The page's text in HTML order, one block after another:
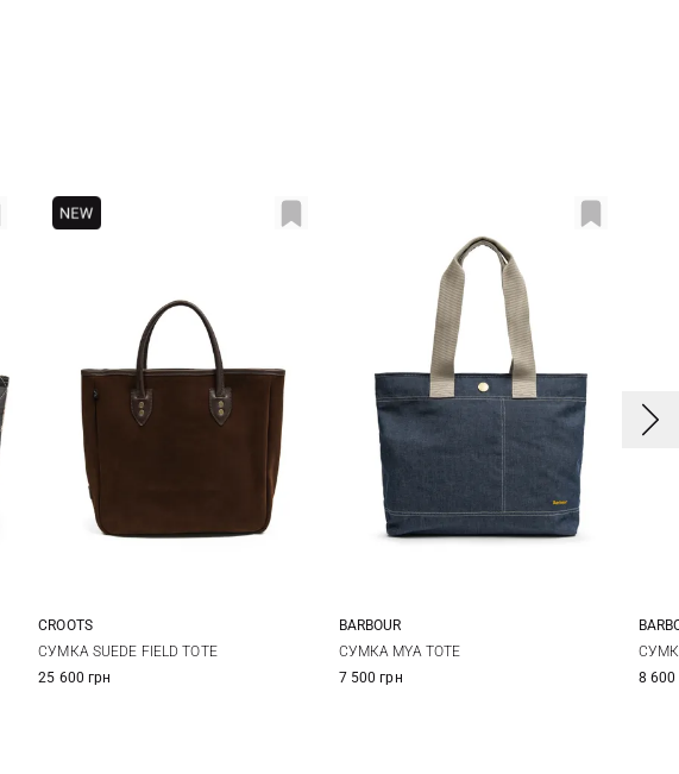
One Size
CROOTS
СУМКА SUEDE FIELD TOTE
25 600 грн
One Size
BARBOUR
СУМКА MYA TOTE
7 500 грн
8 600